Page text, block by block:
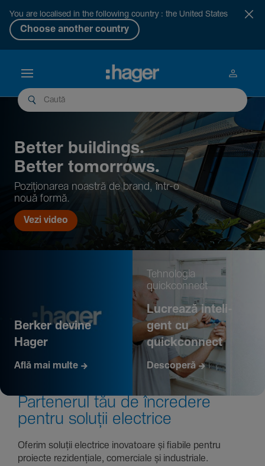
You are localised in the following country : the United States
Choose another country
Better buil­dings.
Better tomor­rows.
Pozi­țio­narea noastră de brand, într-o
nouă formă.
Vezi video
Berker devine
Hager
Află mai multe
Tehno­logia
quickconnect
Lucrează inte­li­
gent cu
quickconnect
Descoperă
Parte­nerul tău de încre­dere
pentru soluții electrice
Oferim soluții electrice inova­toare și fiabile pentru
proiecte rezi­den­țiale, comer­ciale și indus­triale.